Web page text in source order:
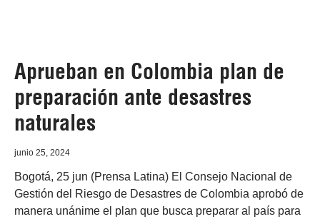
Aprueban en Colombia plan de
preparación ante desastres
naturales
junio 25, 2024
Bogotá, 25 jun (Prensa Latina) El Consejo Nacional de
Gestión del Riesgo de Desastres de Colombia aprobó de
manera unánime el plan que busca preparar al país para